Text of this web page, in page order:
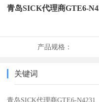
青岛SICK代理商GTE6-
产品规格：
关键词
青岛SICK代理商GTE6-N4231